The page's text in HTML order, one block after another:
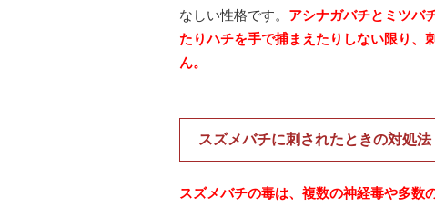
なしい性格です。 アシナガバチとミツバ
たりハチを手で捕まえたりしない限り、
ん。
スズメバチに刺されたときの対処法
スズメバチの毒は、複数の神経毒や多数